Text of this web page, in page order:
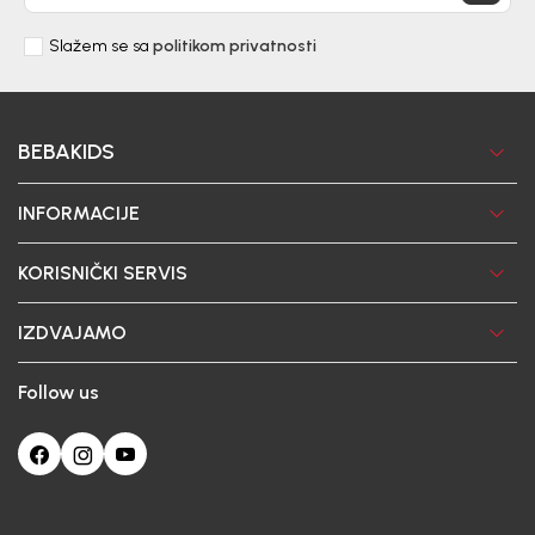
Slažem se sa politikom privatnosti
BEBAKIDS
INFORMACIJE
KORISNIČKI SERVIS
IZDVAJAMO
Follow us